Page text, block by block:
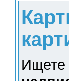
Ищете